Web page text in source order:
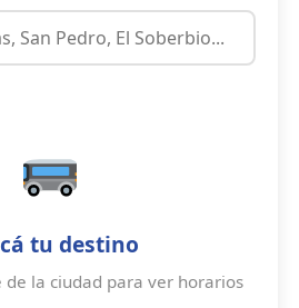
tu destino
la ciudad para ver horarios